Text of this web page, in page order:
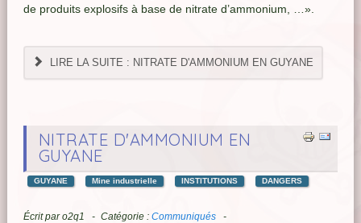
de produits explosifs à base de nitrate d’ammonium, …».
LIRE LA SUITE : NITRATE D'AMMONIUM EN GUYANE
NITRATE D'AMMONIUM EN
GUYANE
GUYANE Mine industrielle INSTITUTIONS DANGERS
Écrit paro2q1 Catégorie : Communiqués